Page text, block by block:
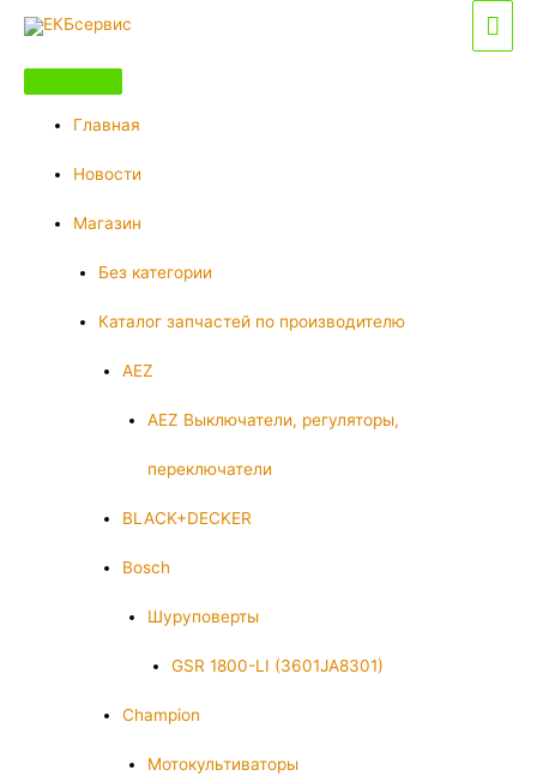
Перейти
содержимому
Главная
Новости
Магазин
Без категории
Каталог запчастей по производителю
AEZ
AEZ Выключатели, регуляторы,
переключатели
BLACK+DECKER
Bosch
Шуруповерты
GSR 1800-LI (3601JA8301)
Champion
Мотокультиваторы